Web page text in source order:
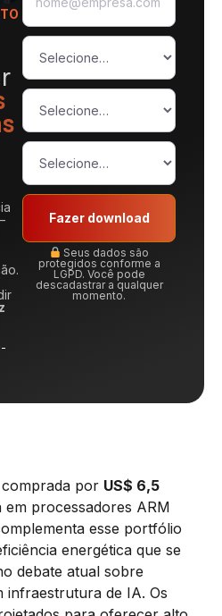
Fazer download
Seus dados são
protegidos conforme a
LGPD. Você pode
descadastrar a qualquer
momento.
por US$ 6,5
em processadores ARM
esse portfólio
energética que se
debate atual sobre
infraestrutura de IA. Os